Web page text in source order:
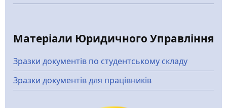
Матеріали Юридичного Управління
Зразки документів по студентському складу
Зразки документів для працівників